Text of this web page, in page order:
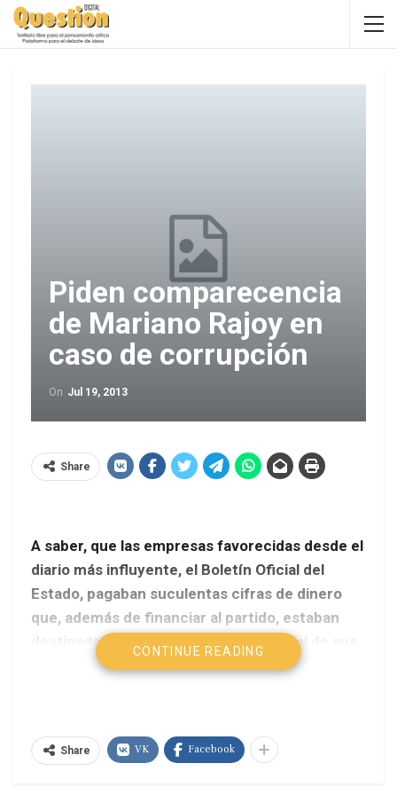
Piden comparecencia
de Mariano Rajoy en
caso de corrupción
On Jul 19, 2013
Share
A saber, que las empresas favorecidas desde el
diario más influyente, el Boletín Oficial del
Estado, pagaban suculentas cifras de dinero
que, además de financiar al partido, estaban
destinadas al enriquecimiento personal de sus
dirigentes. Y esto, parece ser, no era un
mediante la política, saltándose las leyes y los
procedimientos administrativos, engrasaba el
CONTINUE READING
Share VK Facebook